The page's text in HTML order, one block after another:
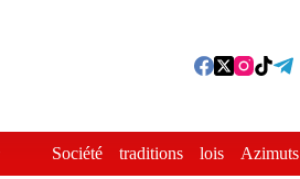
Société traditions lois Azimuts